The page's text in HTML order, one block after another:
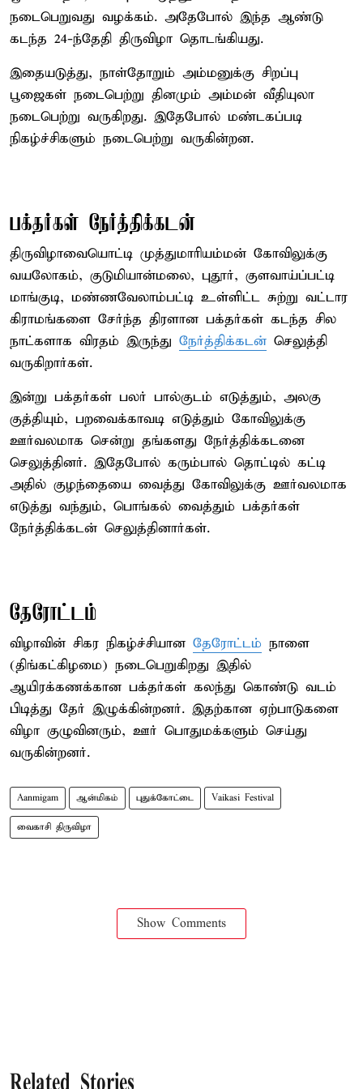
நடைபெறுவது வழக்கம். அதேபோல் இந்த ஆண்டு
கடந்த 24-ந்தேதி திருவிழா தொடங்கியது.
இதையடுத்து, நாள்தோறும் அம்மனுக்கு சிறப்பு
பூஜைகள் நடைபெற்று தினமும் அம்மன் வீதியுலா
நடைபெற்று வருகிறது. இதேபோல் மண்டகப்படி
நிகழ்ச்சிகளும் நடைபெற்று வருகின்றன.
பக்தர்கள் நேர்த்திக்கடன்
திருவிழாவையொட்டி முத்துமாரியம்மன் கோவிலுக்கு
வயலோகம், குடுமியான்மலை, புதூர், குளவாய்ப்பட்டி
மாங்குடி, மண்ணவேலாம்பட்டி உள்ளிட்ட சுற்று வட்டார
கிராமங்களை சேர்ந்த திரளான பக்தர்கள் கடந்த சில
நாட்களாக விரதம் இருந்து நேர்த்திக்கடன் செலுத்தி
வருகிறார்கள்.
இன்று பக்தர்கள் பலர் பால்குடம் எடுத்தும், அலகு
குத்தியும், பறவைக்காவடி எடுத்தும் கோவிலுக்கு
ஊர்வலமாக சென்று தங்களது நேர்த்திக்கடனை
செலுத்தினர். இதேபோல் கரும்பால் தொட்டில் கட்டி
அதில் குழந்தையை வைத்து கோவிலுக்கு ஊர்வலமாக
எடுத்து வந்தும், பொங்கல் வைத்தும் பக்தர்கள்
நேர்த்திக்கடன் செலுத்தினார்கள்.
தேரோட்டம்
விழாவின் சிகர நிகழ்ச்சியான தேரோட்டம் நாளை
(திங்கட்கிழமை) நடைபெறுகிறது இதில்
ஆயிரக்கணக்கான பக்தர்கள் கலந்து கொண்டு வடம்
பிடித்து தேர் இழுக்கின்றனர். இதற்கான ஏற்பாடுகளை
விழா குழுவினரும், ஊர் பொதுமக்களும் செய்து
வருகின்றனர்.
Aanmigam ஆன்மிகம் புதுக்கோட்டை Vaikasi Festival
வைகாசி திருவிழா
Show Comments